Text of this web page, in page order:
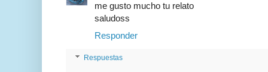
me gusto mucho tu relato
saludoss
Responder
Respuestas